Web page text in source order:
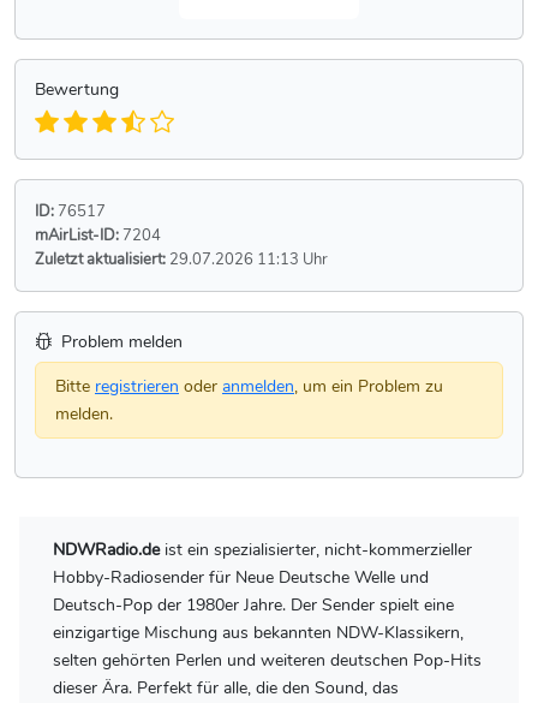
Bewertung
ID: 76517
mAirList-ID: 7204
Zuletzt aktualisiert: 29.07.2026 11:13 Uhr
Problem melden
Bitte registrieren oder anmelden, um ein Problem zu
melden.
NDWRadio.deist ein spezialisierter, nicht-kommerzieller
Hobby-Radiosender für Neue Deutsche Welle und
Deutsch-Pop der 1980er Jahre. Der Sender spielt eine
einzigartige Mischung aus bekannten NDW-Klassikern,
selten gehörten Perlen und weiteren deutschen Pop-Hits
dieser Ära. Perfekt für alle, die den Sound, das